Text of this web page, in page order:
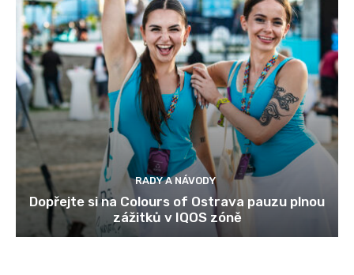
RADY A NÁVODY
Dopřejte si na Colours of Ostrava pauzu plnou
zážitků v IQOS zóně